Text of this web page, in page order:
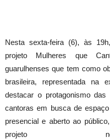
Nesta sexta-feira (6), às
projeto Mulheres que
guarulhenses que tem como
brasileira, representada na
destacar o protagonismo
cantoras em busca de
presencial e aberto ao
projeto